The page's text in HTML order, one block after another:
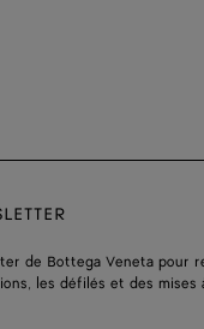
de Bottega Veneta pour
les défilés et des mises